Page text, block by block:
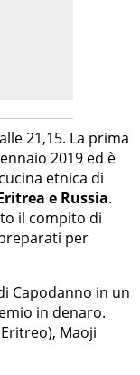
21,15. La prima
2019 ed è
etnica di
e Russia.
il compito di
per
Capodanno in un
in denaro.
Maoji